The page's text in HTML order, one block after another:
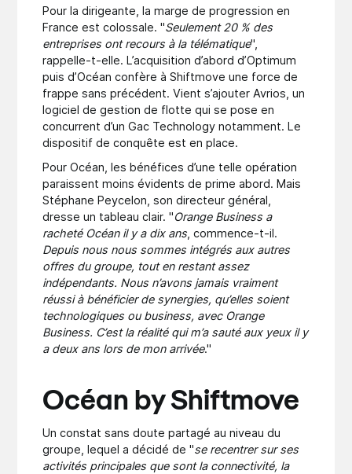
Pour la dirigeante, la marge de progression en
France est colossale. "Seulement 20 % des
entreprises ont recours à la télématique",
rappelle-t-elle. L’acquisition d’abord d’Optimum
puis d’Océan confère à Shiftmove une force de
frappe sans précédent. Vient s’ajouter Avrios, un
logiciel de gestion de flotte qui se pose en
concurrent d’un Gac Technology notamment. Le
dispositif de conquête est en place.
Pour Océan, les bénéfices d’une telle opération
paraissent moins évidents de prime abord. Mais
Stéphane Peycelon, son directeur général,
dresse un tableau clair. "Orange Business a
racheté Océan il y a dix ans , commence-t-il.
Depuis nous nous sommes intégrés aux autres
offres du groupe, tout en restant assez
indépendants. Nous n’avons jamais vraiment
réussi à bénéficier de synergies, qu’elles soient
technologiques ou business, avec Orange
Business. C’est la réalité qui m’a sauté aux yeux il y
a deux ans lors de mon arrivée."
Océan by Shiftmove
Un constat sans doute partagé au niveau du
groupe, lequel a décidé de "se recentrer sur ses
activités principales que sont la connectivité, la